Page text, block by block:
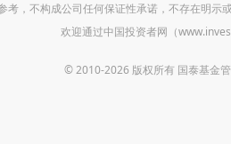
考，不构成公司任何保证性承诺，不存在明
欢迎通过中国投资者网（
© 2010-2026 版权所有 国泰基金